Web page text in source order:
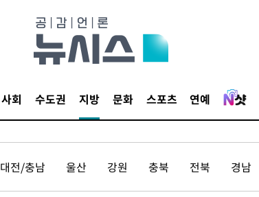
사회 수도권 지방 문화 스포츠 연예
대전/충남 울산 강원 충북 전북 경남